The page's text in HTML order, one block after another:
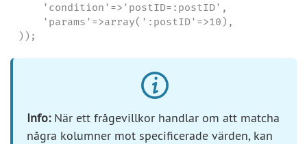
    'condition'=>'postID=:postID',
    'params'=>array(':postID'=>10),
));
Info:När ett frågevillkor handlar om att matcha
några kolumner mot specificerade värden, kan